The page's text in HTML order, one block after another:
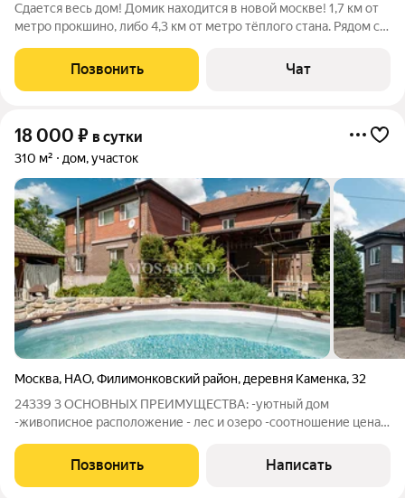
Сдается весь дом! Домик находится в новой москве! 1,7 км от
метро прокшино, либо 4,3 км от метро тёплого стана. Рядом с
метро прокшино и тёплого стана, останавливается прям
напротив дома,
Позвонить Чат
18 000 ₽ в сутки
310 м² дом, участок
Москва, НАО,Филимонковский район, деревня Каменка,32
24339 3 ОСНОВНЫХ ПРЕИМУЩЕСТВА: -уютный дом
-живописное расположение - лес и озеро -соотношение цена/
корпоративов, семинаров -частных мероприятий Загорoдный
дoм площадью 310 м2 для oтдыхa и меpoпpиятий
Позвонить Написать